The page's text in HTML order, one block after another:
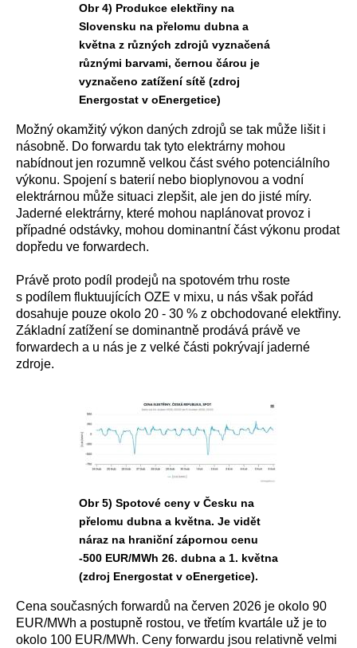
Obr 4) Produkce elektřiny na
Slovensku na přelomu dubna a
května z různých zdrojů vyznačená
různými barvami, černou čárou je
vyznačeno zatížení sítě (zdroj
Energostat v oEnergetice)
Možný okamžitý výkon daných zdrojů se tak může lišit i
násobně. Do forwardu tak tyto elektrárny mohou
nabídnout jen rozumně velkou část svého potenciálního
výkonu. Spojení s baterií nebo bioplynovou a vodní
elektrárnou může situaci zlepšit, ale jen do jisté míry.
Jaderné elektrárny, které mohou naplánovat provoz i
případné odstávky, mohou dominantní část výkonu prodat
dopředu ve forwardech.
Právě proto podíl prodejů na spotovém trhu roste
s podílem fluktuujících OZE v mixu, u nás však pořád
dosahuje pouze okolo 20 - 30 % z obchodované elektřiny.
Základní zatížení se dominantně prodává právě ve
forwardech a u nás je z velké části pokrývají jaderné
zdroje.
Obr 5) Spotové ceny v Česku na
přelomu dubna a května. Je vidět
náraz na hraniční zápornou cenu
-500 EUR/MWh 26. dubna a 1. května
(zdroj Energostat v oEnergetice).
Cena současných forwardů na červen 2026 je okolo 90
EUR/MWh a postupně rostou, ve třetím kvartále už je to
okolo 100 EUR/MWh. Ceny forwardu jsou relativně velmi